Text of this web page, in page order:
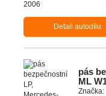
Detail autodílu
pás
ML
Značka: